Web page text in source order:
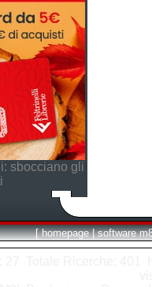
sbocciano gli
[ homepage | software